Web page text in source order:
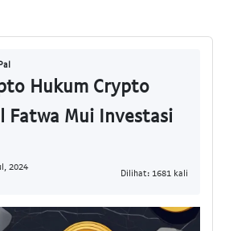
Hukum Crypto
Fatwa Mui Investasi
2024
Dilihat: 1681 kali